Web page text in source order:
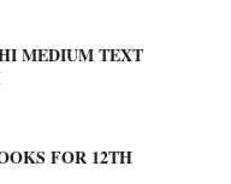
MEDIUM TEXT
FOR 12TH